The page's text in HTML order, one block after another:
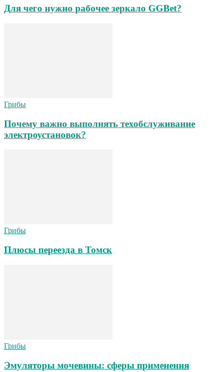
Для чего нужно рабочее зеркало GGBet?
Грибы
Почему важно выполнять техобслуживание
электроустановок?
Грибы
Плюсы переезда в Томск
Грибы
Эмуляторы мочевины: сферы применения